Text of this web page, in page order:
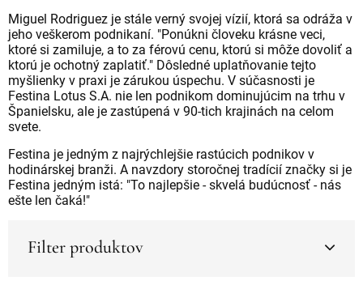
Miguel Rodriguez je stále verný svojej vízií, ktorá sa odráža v
jeho veškerom podnikaní. "Ponúkni človeku krásne veci,
ktoré si zamiluje, a to za férovú cenu, ktorú si môže dovoliť a
ktorú je ochotný zaplatiť." Dôsledné uplatňovanie tejto
myšlienky v praxi je zárukou úspechu. V súčasnosti je
Festina Lotus S.A. nie len podnikom dominujúcim na trhu v
Španielsku, ale je zastúpená v 90-tich krajinách na celom
svete.
Festina je jedným z najrýchlejšie rastúcich podnikov v
hodinárskej branži. A navzdory storočnej tradícií značky si je
Festina jedným istá: "To najlepšie - skvelá budúcnosť - nás
ešte len čaká!"
Filter produktov